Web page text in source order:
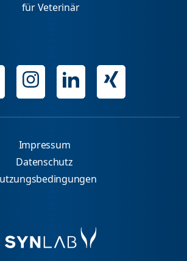
für Veterinär
Impressum
Datenschutz